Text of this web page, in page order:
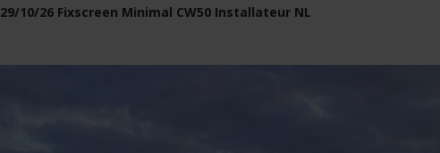
29/10/26 Fixscreen Minimal CW50 Installateur NL